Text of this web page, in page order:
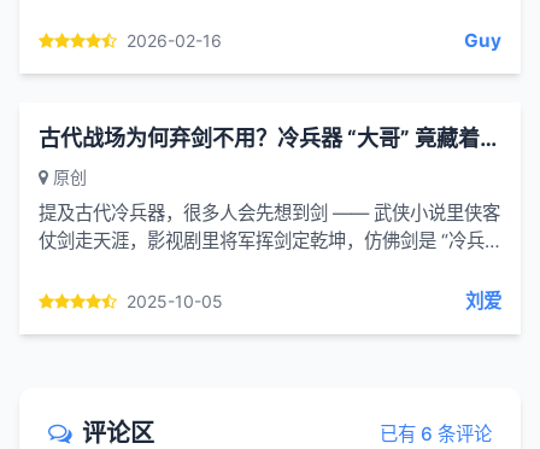
见的层层追问...2026-02-16 Guy
古代战场为何弃剑不用？冷兵器 “大哥” 竟藏着实战密码
原创
提及古代冷兵器，很多人会先想到剑 —— 武侠小说里侠客
仗剑走天涯，影视剧里将军挥剑定乾坤，仿佛剑是 “冷兵
少作...
2025-10-05 刘爱
评论区 已有 6 条评论